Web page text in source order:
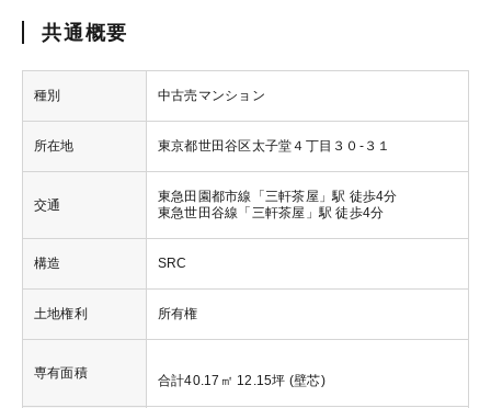
共通概要
種別 中古売マンション
所在地 東京都世田谷区太子堂４丁目３０-３１
交通
東急田園都市線「三軒茶屋」駅 徒歩4分
東急世田谷線「三軒茶屋」駅 徒歩4分
構造 SRC
土地権利 所有権
専有面積
合計40.17㎡ 12.15坪 (壁芯)